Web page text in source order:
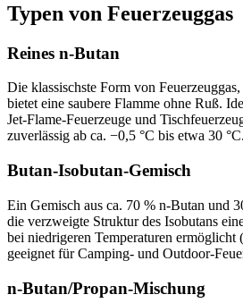
Typen von Feuerzeuggas
Reines n‑Butan
Die klassischste Form von
bietet eine saubere Flamme ohne Ruß.
Jet‑Flame‑Feuerzeuge und
zuverlässig ab ca. −0,5 °C bis etwa 30 °C.
Butan‑Isobutan‑Gemisch
Ein Gemisch aus ca. 70 % n‑Butan und
die verzweigte Struktur des Isobutans
bei niedrigeren Temperaturen ermöglicht
geeignet für Camping- und
n‑Butan/Propan‑Mischung